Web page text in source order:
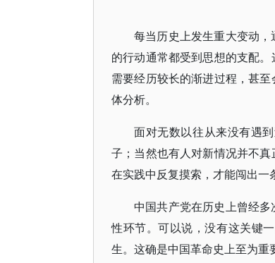
每当历史上发生重大变动
的行动通常都受到思想的支配
需要经历较长的渐进过程，甚
体分析。
面对无数以往从来没有遇
子；当然也有人对新情况并不
在实践中反复摸索，才能闯出一
中国共产党在历史上曾经
性环节。可以说，没有这关键
生。这确是中国革命史上至为重